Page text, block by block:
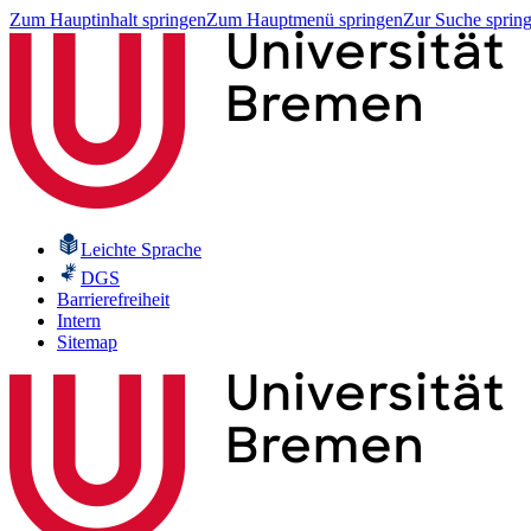
Zum Hauptinhalt springenZum Hauptmenü springenZur Suche
Leichte Sprache
DGS
Barrierefreiheit
Intern
Sitemap